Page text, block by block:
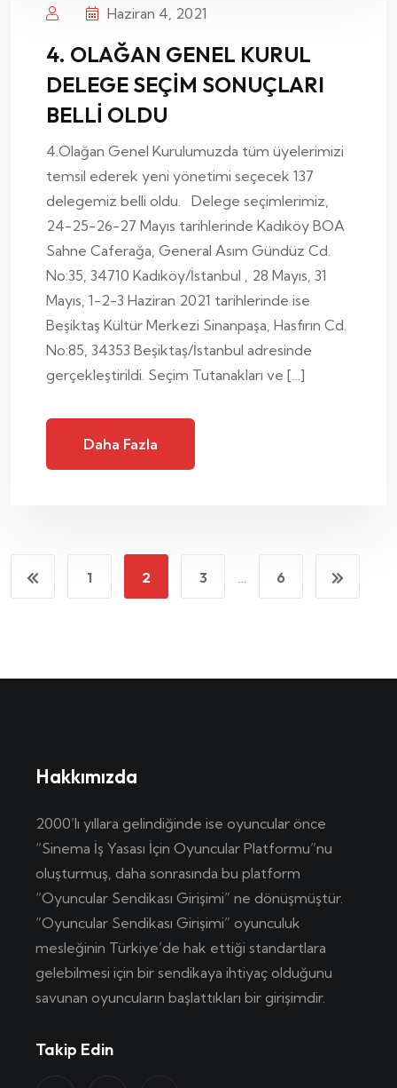
Haziran 4, 2021
4. OLAĞAN GENEL KURUL
DELEGE SEÇİM SONUÇLARI
BELLİ OLDU
4.Olağan Genel Kurulumuzda tüm üyelerimizi
temsil ederek yeni yönetimi seçecek 137
delegemiz belli oldu. Delege seçimlerimiz,
24-25-26-27 Mayıs tarihlerinde Kadıköy BOA
Sahne Caferağa, General Asım Gündüz Cd.
No:35, 34710 Kadıköy/İstanbul , 28 Mayıs, 31
Mayıs, 1-2-3 Haziran 2021 tarihlerinde ise
Beşiktaş Kültür Merkezi Sinanpaşa, Hasfırın Cd.
No:85, 34353 Beşiktaş/İstanbul adresinde
gerçekleştirildi. Seçim Tutanakları ve […]
Daha Fazla
1 2 3 6
Hakkımızda
2000’lı yıllara gelindiğinde ise oyuncular önce
“Sinema İş Yasası İçin Oyuncular Platformu”nu
oluşturmuş, daha sonrasında bu platform
“Oyuncular Sendikası Girişimi” ne dönüşmüştür.
“Oyuncular Sendikası Girişimi” oyunculuk
mesleğinin Türkiye’de hak ettiği standartlara
gelebilmesi için bir sendikaya ihtiyaç olduğunu
savunan oyuncuların başlattıkları bir girişimdir.
Takip Edin